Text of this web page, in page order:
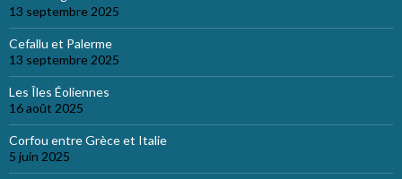
13 septembre 2025
Cefallu et Palerme
13 septembre 2025
Les Îles Éoliennes
16 août 2025
Corfou entre Grèce et Italie
5 juin 2025